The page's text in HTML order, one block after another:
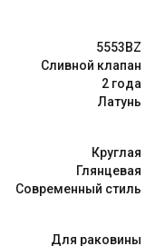
5553BZ
Сливной клапан
2 года
Латунь
Круглая
Глянцевая
Современный стиль
Для раковины